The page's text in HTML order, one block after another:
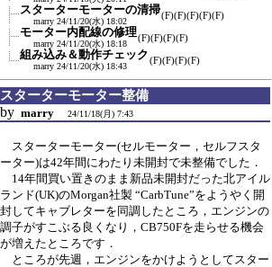
スターターモーターの清掃
marry 24/11/20(水) 18:02
(F)(F)(F)(F)(F)
モーター内配線の修理
marry 24/11/20(水) 18:18
(F)(F)(F)(F)
組み込み＆動作チェック
marry 24/11/20(水) 18:43
(F)(F)(F)(F)
スターターモーター整備
by marry 24/11/18(月) 7:43
スターターモーター(セルモーター，セルフスタ
ーター)は42年間にわたり未開封で未整備でした．
14年間買い置きのまま新品未開封だった北アイル
ランド(UK)のMorgan社製 “CarbTune”をようやく開
封してキャブレターを同調したところ，エンジンの
調子がすこぶる良くなり，CB750Fを走らせる機会
が増えたところです．
ところが先週，エンジンをかけようとしてスター